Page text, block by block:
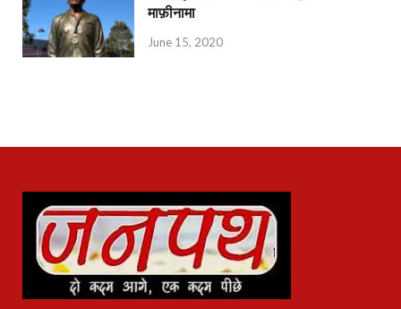
माफ़ीनामा
June 15, 2020